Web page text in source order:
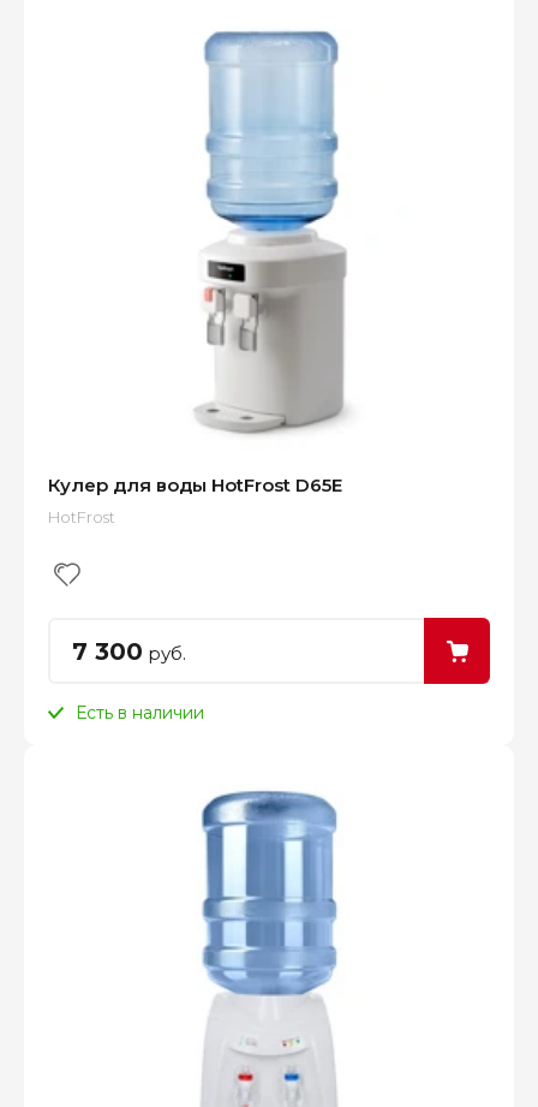
Кулер для воды HotFrost D65E
HotFrost
7 300 руб.
Есть в наличии